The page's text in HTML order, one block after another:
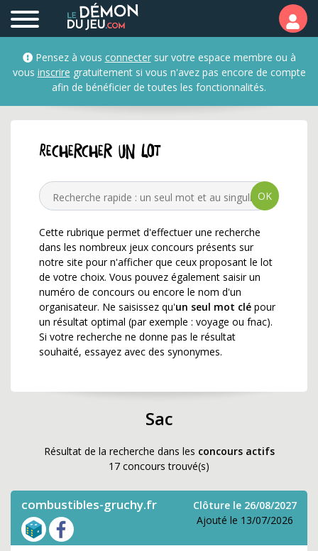
SAC à GAGNER ✅
Pensez à vous connectersur votre espace membre ou à
vous inscrire gratuitement si vous n'avez pas encore de compte
afin de bénéficier de toutes les fonctionnalités.
Rechercher un lot
OK
Cette rubrique permet d'effectuer une recherche
dans les nombreux jeux concours présents sur
notre site pour n'afficher que ceux proposant le lot
de votre choix. Vous pouvez également saisir un
numéro de concours ou encore le nom d'un
organisateur. Ne saisissez qu'un seul mot clé pour
un résultat optimal (par exemple : voyage ou fnac).
Si votre recherche ne donne pas le résultat
souhaité, essayez avec des synonymes.
Sac
Résultat de la recherche dans les concours actifs
17 concours trouvé(s)
combustibles-gruchy.fr
Clôture le 26/08/2027
Ajouté le 13/07/2026